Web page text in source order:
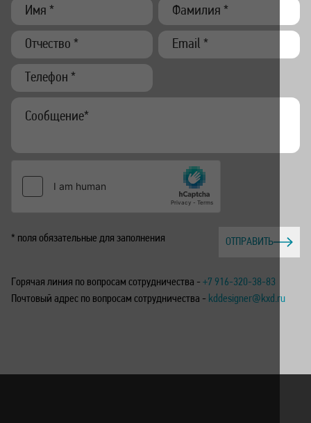
* поля обязательные для заполнения ОТПРАВИТЬ
Горячая линия по вопросам сотрудничества - +7 916-320-38-83
Почтовый адрес по вопросам сотрудничества - kddesigner@kxd.ru